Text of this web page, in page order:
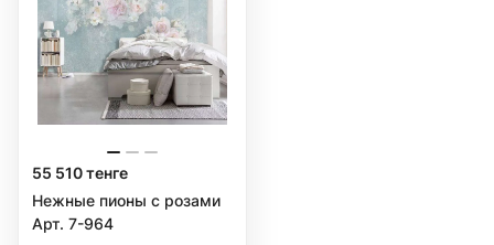
55 510 тенге
Нежные пионы с розами
Арт. 7-964